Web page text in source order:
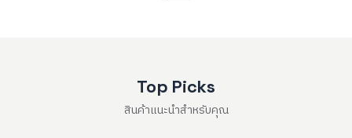
Top Picks
สินค้าแนะนำสำหรับคุณ